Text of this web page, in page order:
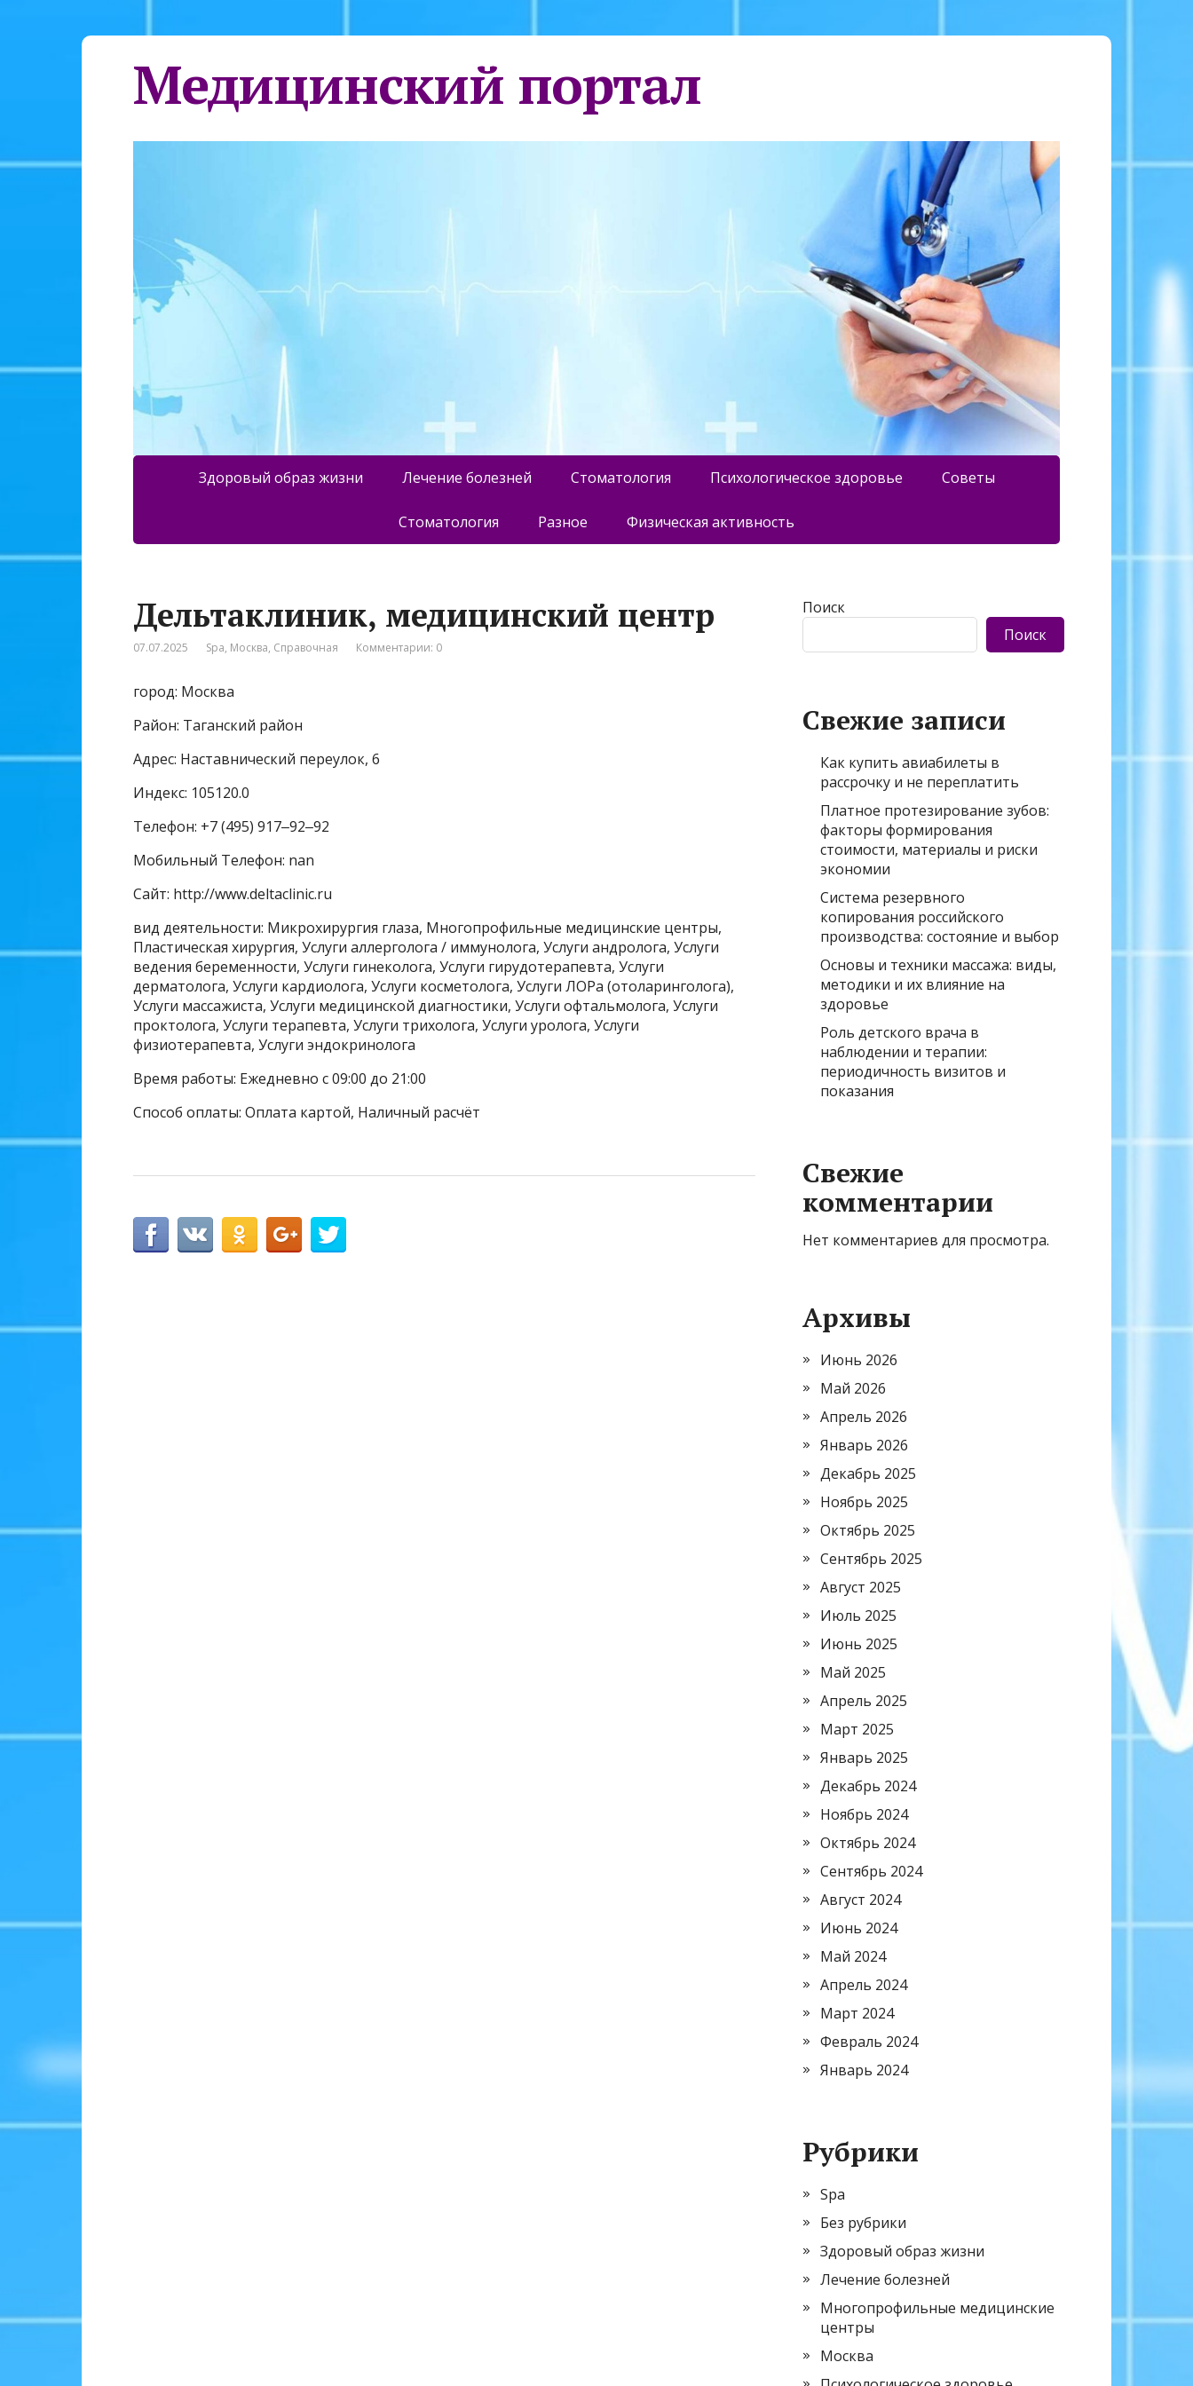
Медицинский портал
Здоровый образ жизни Лечение болезней Стоматология Психологическое здоровье Советы
Стоматология Разное Физическая активность
Дельтаклиник, медицинский центр
07.07.2025 Spa, Москва, Справочная Комментарии: 0
город: Москва
Район: Таганский район
Адрес: Наставнический переулок, 6
Индекс: 105120.0
Телефон: +7 (495) 917‒92‒92
Мобильный Телефон: nan
Сайт: http://www.deltaclinic.ru
вид деятельности: Микрохирургия глаза, Многопрофильные медицинские центры,
Пластическая хирургия, Услуги аллерголога / иммунолога, Услуги андролога, Услуги
ведения беременности, Услуги гинеколога, Услуги гирудотерапевта, Услуги
дерматолога, Услуги кардиолога, Услуги косметолога, Услуги ЛОРа (отоларинголога),
Услуги массажиста, Услуги медицинской диагностики, Услуги офтальмолога, Услуги
проктолога, Услуги терапевта, Услуги трихолога, Услуги уролога, Услуги
физиотерапевта, Услуги эндокринолога
Время работы: Ежедневно с 09:00 до 21:00
Способ оплаты: Оплата картой, Наличный расчёт
Поиск
Поиск
Свежие записи
Как купить авиабилеты в
рассрочку и не переплатить
Платное протезирование зубов:
факторы формирования
стоимости, материалы и риски
экономии
Система резервного
копирования российского
производства: состояние и выбор
Основы и техники массажа: виды,
методики и их влияние на
здоровье
Роль детского врача в
наблюдении и терапии:
периодичность визитов и
показания
Свежие
комментарии
Нет комментариев для просмотра.
Архивы
Июнь 2026
Май 2026
Апрель 2026
Январь 2026
Декабрь 2025
Ноябрь 2025
Октябрь 2025
Сентябрь 2025
Август 2025
Июль 2025
Июнь 2025
Май 2025
Апрель 2025
Март 2025
Январь 2025
Декабрь 2024
Ноябрь 2024
Октябрь 2024
Сентябрь 2024
Август 2024
Июнь 2024
Май 2024
Апрель 2024
Март 2024
Февраль 2024
Январь 2024
Рубрики
Spa
Без рубрики
Здоровый образ жизни
Лечение болезней
Многопрофильные медицинские
центры
Москва